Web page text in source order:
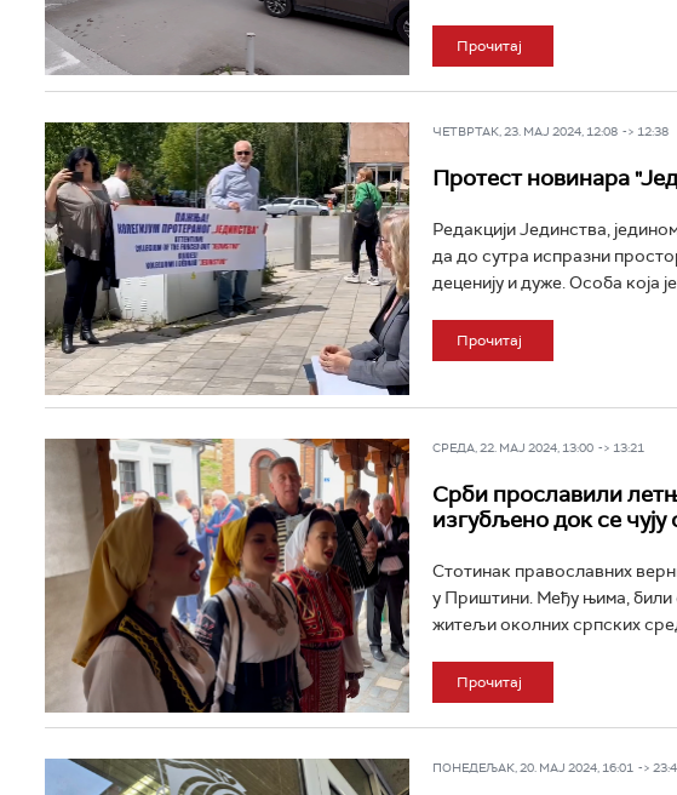
Прочитај
ЧЕТВРТАК, 23. МАЈ 2024, 12:08 -> 12:38
Протест новинара
Редакцији Јединства,
да до сутра испразни
деценију и дуже. Особа која
Прочитај
СРЕДА, 22. МАЈ 2024, 13:00 -> 13:21
Срби прославили
изгубљено док се
Стотинак православних
у Приштини. Међу њима, били
житељи околних српских
Прочитај
ПОНЕДЕЉАК, 20. МАЈ 2024, 16:01 ->